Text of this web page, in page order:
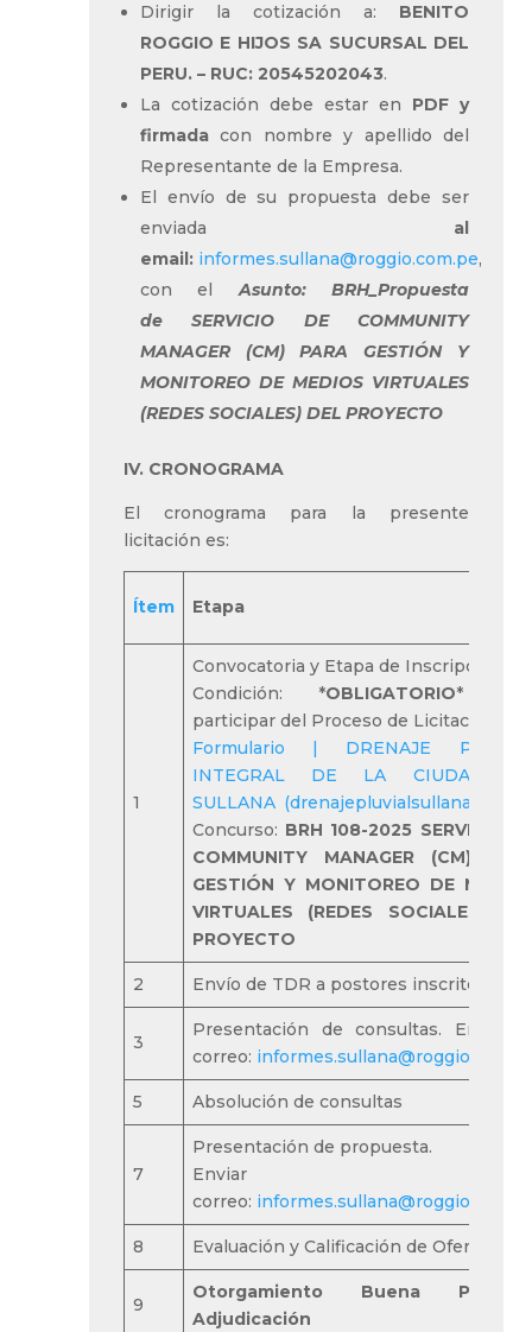
Dirigir la cotización a: BENITO
ROGGIO E HIJOS SA SUCURSAL DEL
PERU. – RUC: 20545202043.
La cotización debe estar en PDF y
firmadacon nombre y apellido del
Representante de la Empresa.
El envío de su propuesta debe ser
enviada al
email: informes.sullana@roggio.com.pe,
con elAsunto: BRH_Propuesta
deSERVICIO DE COMMUNITY
MANAGER (CM) PARA GESTIÓN Y
MONITOREO DE MEDIOS VIRTUALES
(REDES SOCIALES) DEL PROYECTO
IV. CRONOGRAMA
El cronograma para la presente
licitación es:
Ítem Etapa
1
Convocatoria y Etapa de Inscripción:
Condición: *OBLIGATORIO*
participar del Proceso de Licitación:
Formulario | DRENAJE
INTEGRAL DE LA CIUDAD
SULLANA (drenajepluvialsullana.com)
Concurso: BRH 108-2025 SERVICIO
COMMUNITY MANAGER (CM)
GESTIÓN Y MONITOREO DE
VIRTUALES (REDES SOCIALES)
PROYECTO
2 Envío de TDR a postores inscritos
3
Presentación de consultas. Enviar
correo:
5 Absolución de consultas
7
Presentación de propuesta.
Enviar
correo:
8 Evaluación y Calificación de Ofertas
9
Otorgamiento Buena Pro
Adjudicación